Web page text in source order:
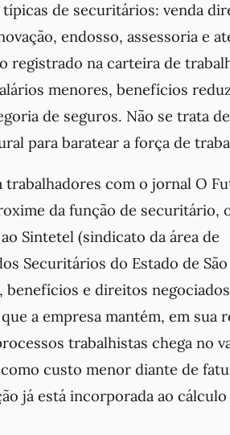
de securitários: venda
endosso, assessoria e
registrado na carteira de
menores, benefícios
de seguros. Não se trata
para baratear a força de
com o jornal O
da função de securitário,
Sintetel (sindicato da área de
Securitários do Estado de
benefícios e direitos negociados
a empresa mantém, em sua
trabalhistas chega no
custo menor diante de
já está incorporada ao